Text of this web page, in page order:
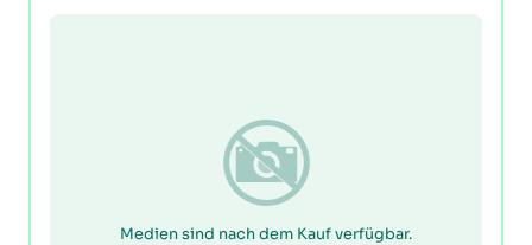
Medien sind nach dem Kauf verfügbar.